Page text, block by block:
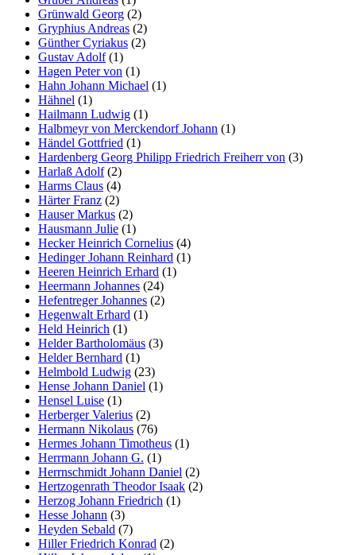
Grünwald Georg (2)
Gryphius Andreas (2)
Günther Cyriakus (2)
Gustav Adolf(1)
Hagen Peter von (1)
Hahn Johann Michael (1)
Hähnel (1)
Hailmann Ludwig (1)
Halbmeyr von Merckendorf Johann (1)
Händel Gottfried (1)
Hardenberg Georg Philipp Friedrich Freiherr von (3)
Harlaß Adolf(2)
Harms Claus (4)
Härter Franz (2)
Hauser Markus (2)
Hausmann Julie (1)
Hecker Heinrich Cornelius (4)
Hedinger Johann Reinhard (1)
Heeren Heinrich Erhard (1)
Heermann Johannes (24)
Hefentreger Johannes (2)
Hegenwalt Erhard (1)
Held Heinrich (1)
Helder Bartholomäus (3)
Helder Bernhard (1)
Helmbold Ludwig (23)
Hense Johann Daniel (1)
Hensel Luise (1)
Herberger Valerius (2)
Hermann Nikolaus (76)
Hermes Johann Timotheus (1)
Herrmann Johann G. (1)
Herrnschmidt Johann Daniel (2)
Hertzogenrath Theodor Isaak (2)
Herzog Johann Friedrich (1)
Hesse Johann (3)
Heyden Sebald (7)
Hiller Friedrich Konrad (2)